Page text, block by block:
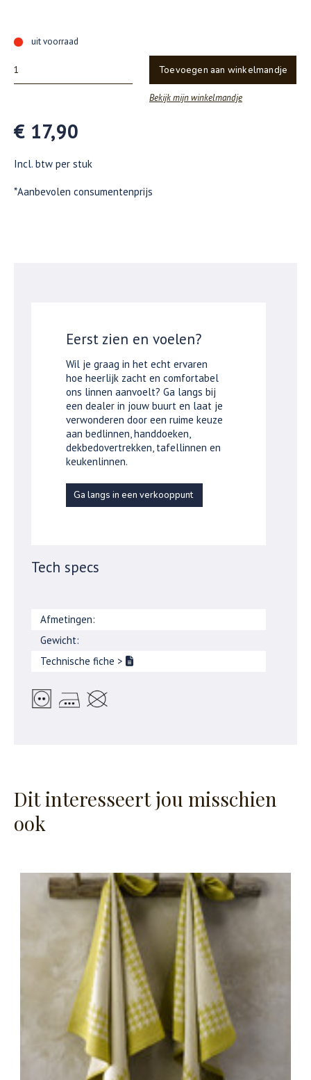
uit voorraad
Toevoegen aan winkelmandje
Bekijk mijn winkelmandje
€ 17,90
Incl. btw per stuk
*Aanbevolen consumentenprijs
Eerst zien en voelen?
Wil je graag in het echt ervaren
hoe heerlijk zacht en comfortabel
ons linnen aanvoelt? Ga langs bij
een dealer in jouw buurt en laat je
verwonderen door een ruime keuze
aan bedlinnen, handdoeken,
dekbedovertrekken, tafellinnen en
keukenlinnen.
Ga langs in een verkooppunt
Tech specs
Afmetingen:
Gewicht:
Technische fiche >
Dit interesseert jou misschien
ook